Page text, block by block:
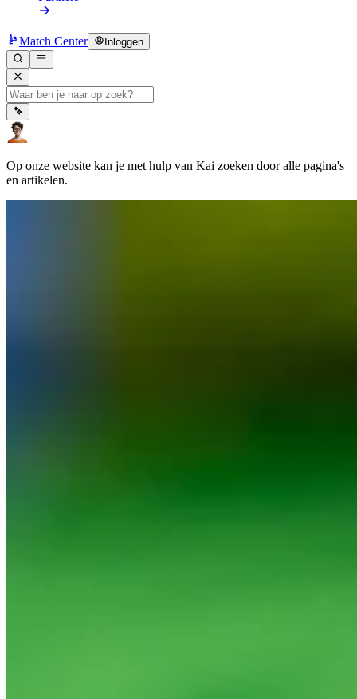
Match Center Inloggen
Op onze website kan je met hulp van Kai zoeken door alle pagina's
en artikelen.